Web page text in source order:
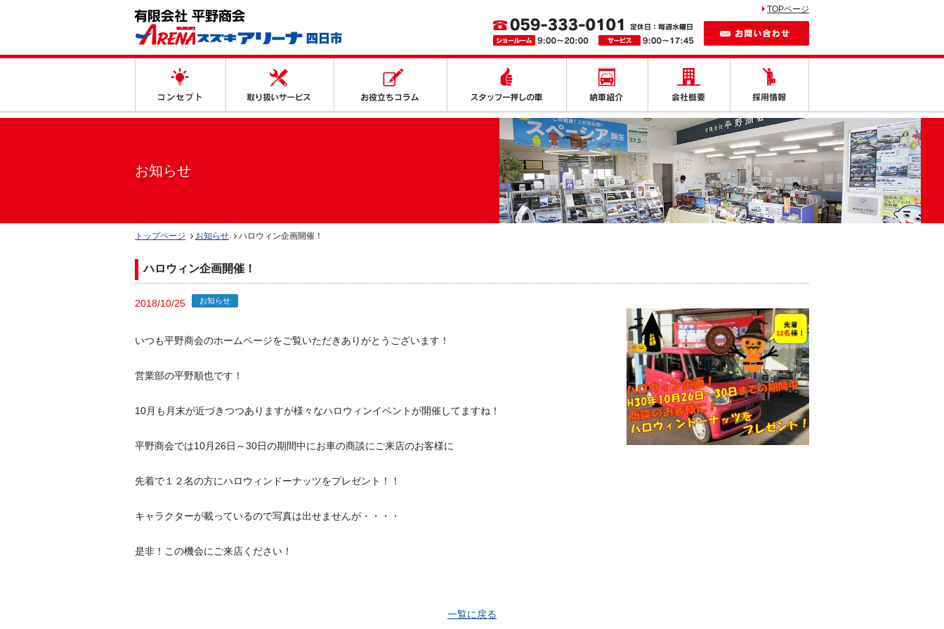
TOPページ
お知らせ
トップページ お知らせ ハロウィン企画開催！
ハロウィン企画開催！
2018/10/25 お知らせ
いつも平野商会のホームページをご覧いただきありがとうございます！
営業部の平野順也です！
10月も月末が近づきつつありますが様々なハロウィンイベントが開催してますね！
平野商会では10月26日～30日の期間中にお車の商談にご来店のお客様に
先着で１２名の方にハロウィンドーナッツをプレゼント！！
キャラクターが載っているので写真は出せませんが・・・・
是非！この機会にご来店ください！
一覧に戻る